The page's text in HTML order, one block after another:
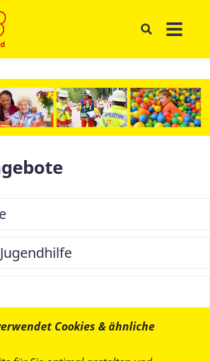
Cookies & ähnliche